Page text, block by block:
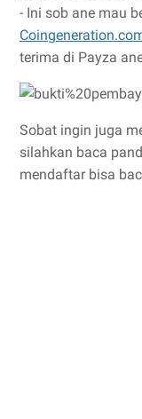
- Ini sob ane mau
terima di Payza
Sobat ingin juga
silahkan baca
mendaftar bisa